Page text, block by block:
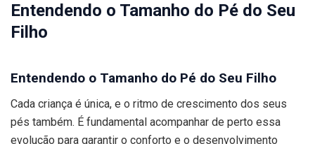
Entendendo o Tamanho do Pé do Seu
Filho
Entendendo o Tamanho do Pé do Seu Filho
Cada criança é única, e o ritmo de crescimento dos seus
pés também. É fundamental acompanhar de perto essa
evolução para garantir o conforto e o desenvolvimento